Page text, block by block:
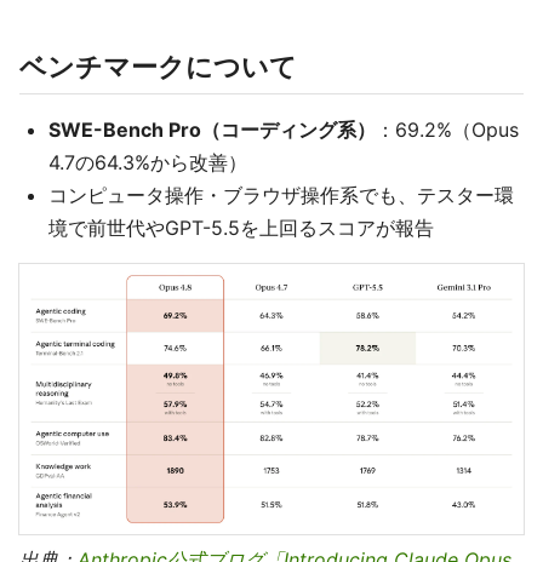
ベンチマークについて
SWE-Bench Pro（コーディング系）
：69.2%（Opus
4.7の64.3%から改善）
コンピュータ操作・ブラウザ操作系でも、テスター環
境で前世代やGPT-5.5を上回るスコアが報告